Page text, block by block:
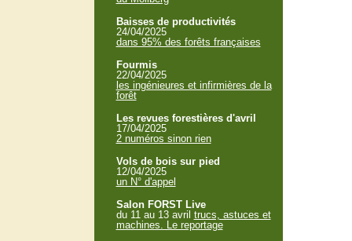
Baisses de productivités
24/04/2025
dans 95% des forêts françaises
Fourmis
22/04/2025
les ingénieures et infirmières de la
forêt
Les revues forestières d'avril
17/04/2025
2 numéros sinon rien
Vols de bois sur pied
12/04/2025
un N° d'appel
Salon FORST Live
du 11 au 13 avril trucs, astuces et
machines. Le reportage